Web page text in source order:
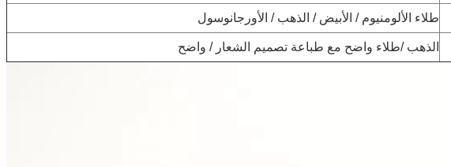
طلاء الألومنيوم / الأبيض / الذهب / الأورجانوسول
الذهب /طلاء واضح مع طباعة تصميم الشعار / واضح